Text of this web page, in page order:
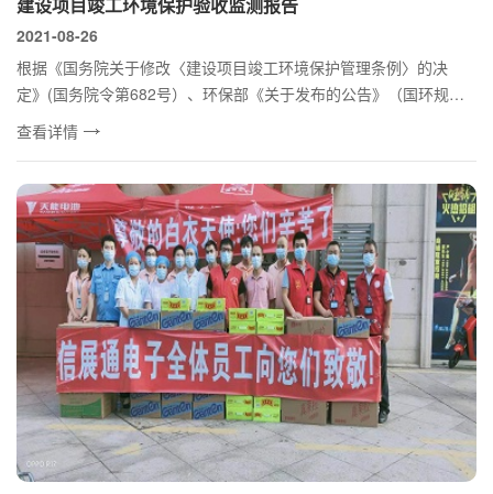
建设项目竣工环境保护验收监测报告
2021-08-26
根据《国务院关于修改〈建设项目竣工环境保护管理条例〉的决
定》(国务院令第682号）、环保部《关于发布的公告》（国环规环
评[2017]4...
查看详情